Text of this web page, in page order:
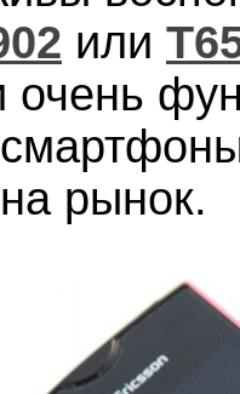
или
очень
рынок.